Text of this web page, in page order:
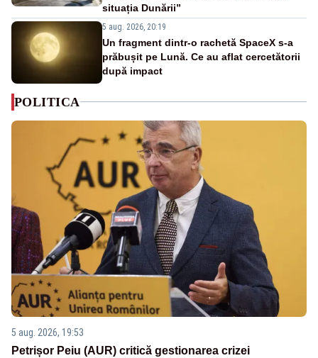
situația Dunării”
5 aug. 2026, 20:19
Un fragment dintr-o rachetă SpaceX s-a
prăbușit pe Lună. Ce au aflat cercetătorii
după impact
POLITICA
5 aug. 2026, 19:53
Petrișor Peiu (AUR) critică gestionarea crizei